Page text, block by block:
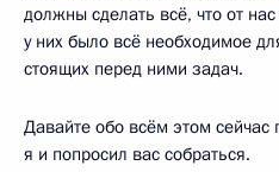
должны сделать всё, что от
у них было всё необходимое
стоящих перед ними задач.
Давайте обо всём этом сейчас
я и попросил вас собраться.